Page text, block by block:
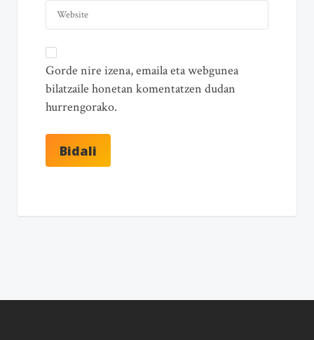
Gorde nire izena, emaila eta webgunea
bilatzaile honetan komentatzen dudan
hurrengorako.